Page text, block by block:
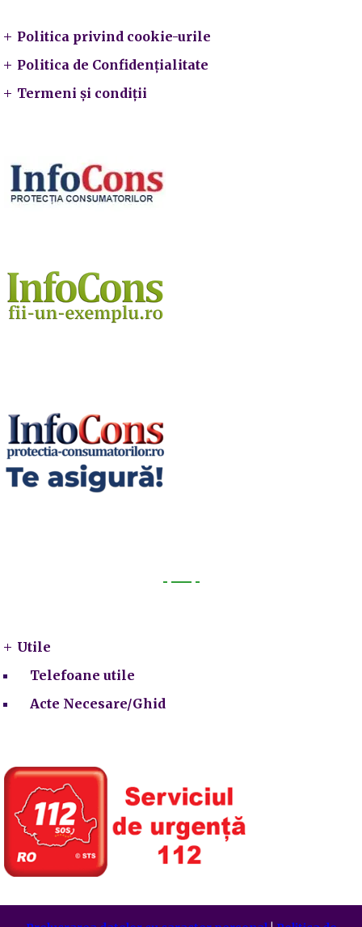
Politica privind cookie-urile
Politica de Confidențialitate
Termeni și condiții
Utile
Telefoane utile
Acte Necesare/Ghid